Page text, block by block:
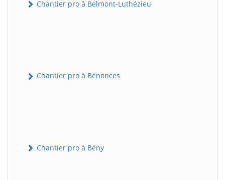
Chantier pro à Belmont-Luthézieu
Chantier pro à Bénonces
Chantier pro à Bény